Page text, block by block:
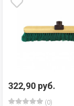
322,90 руб.
(0)